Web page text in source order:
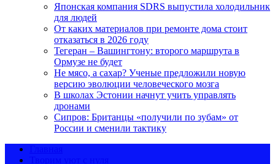
Японская компания SDRS выпустила холодильник
для людей
От каких материалов при ремонте дома стоит
отказаться в 2026 году
Тегеран – Вашингтону: второго маршрута в
Ормузе не будет
Не мясо, а сахар? Ученые предложили новую
версию эволюции человеческого мозга
В школах Эстонии начнут учить управлять
дронами
Сипров: Британцы «получили по зубам» от
России и сменили тактику